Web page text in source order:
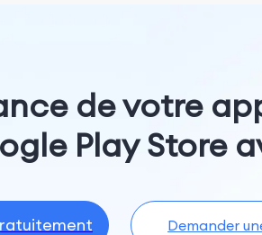
de votre
Play Store
Demander